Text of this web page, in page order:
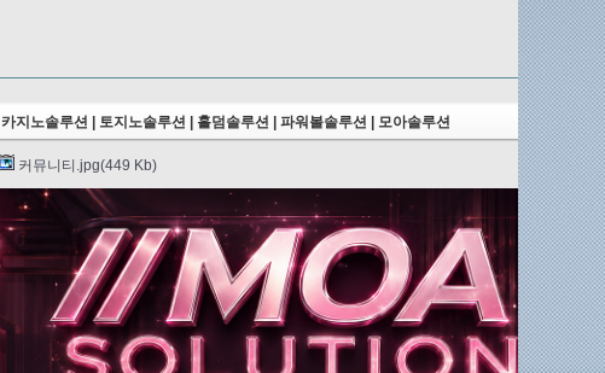
카지노솔루션 | 토지노솔루션 | 홀덤솔루션 | 파워볼솔루션 | 모아솔루션
커뮤니티.jpg(449 Kb)